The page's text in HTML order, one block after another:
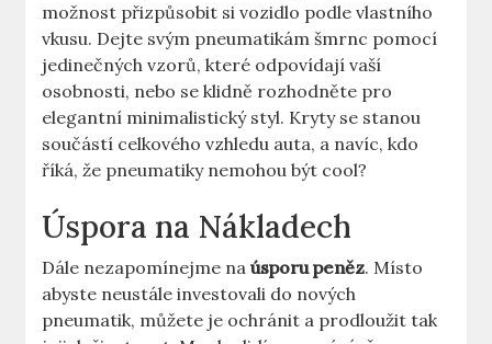
možnost přizpůsobit si vozidlo podle vlastního
vkusu. Dejte svým pneumatikám šmrnc pomocí
jedinečných vzorů, které odpovídají vaší
osobnosti, nebo se klidně rozhodněte pro
elegantní minimalistický styl. Kryty se stanou
součástí celkového vzhledu auta, a navíc, kdo
říká, že pneumatiky nemohou být cool?
Úspora na Nákladech
Dále nezapomínejme naúsporu peněz. Místo
abyste neustále investovali do nových
pneumatik, můžete je ochránit a prodloužit tak